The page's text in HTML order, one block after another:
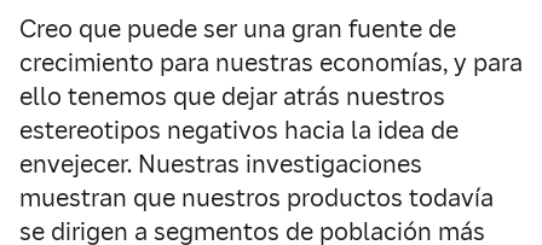
Creo que puede ser una gran fuente de
crecimiento para nuestras economías, y para
ello tenemos que dejar atrás nuestros
estereotipos negativos hacia la idea de
envejecer. Nuestras investigaciones
muestran que nuestros productos todavía
se dirigen a segmentos de población más